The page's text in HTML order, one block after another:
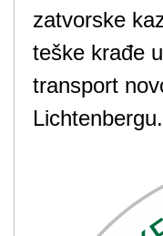
zatvorske
teške krađe
transport
Lichtenbergu.